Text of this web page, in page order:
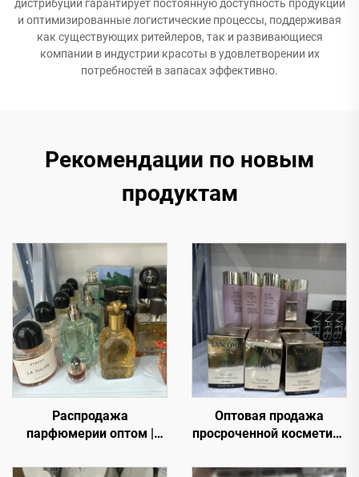
дистрибуции гарантирует постоянную доступность продукции
и оптимизированные логистические процессы, поддерживая
как существующих ритейлеров, так и развивающиеся
компании в индустрии красоты в удовлетворении их
потребностей в запасах эффективно.
Рекомендации по новым
продуктам
Распродажа
парфюмерии оптом |
премиальных
Оптовая продажа
просроченной косметики
премиальные бренды по